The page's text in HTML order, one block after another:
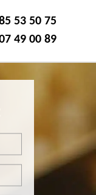
53 50 75
49 00 89